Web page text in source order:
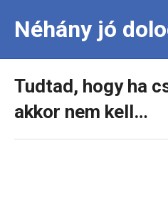
Néhány jó
Tudtad, hogy ha
akkor nem kell…